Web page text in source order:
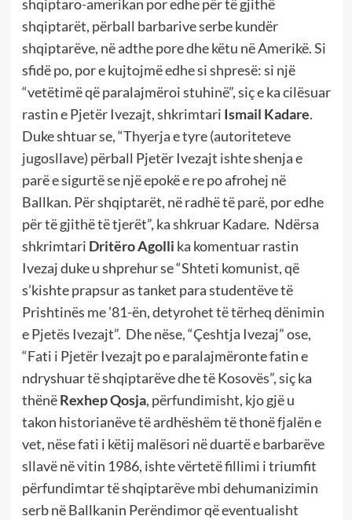
shqiptaro-amerikan por edhe për të gjithë
shqiptarët, përball barbarive serbe kundër
shqiptarëve, në adthe pore dhe këtu në Amerikë. Si
sfidë po, por e kujtojmë edhe si shpresë: si një
“vetëtimë që paralajmëroi stuhinë”, siç e ka cilësuar
rastin e Pjetër Ivezajt, shkrimtari Ismail Kadare.
Duke shtuar se, “Thyerja e tyre (autoriteteve
jugosllave) përball Pjetër Ivezajt ishte shenja e
parë e sigurtë se një epokë e re po afrohej në
Ballkan. Për shqiptarët, në radhë të parë, por edhe
për të gjithë të tjerët”, ka shkruar Kadare. Ndërsa
shkrimtari Dritëro Agolli ka komentuar rastin
Ivezaj duke u shprehur se “Shteti komunist, që
s’kishte prapsur as tanket para studentëve të
Prishtinës me ’81-ën, detyrohet të tërheq dënimin
e Pjetës Ivezajt”. Dhe nëse, “Çeshtja Ivezaj” ose,
“Fati i Pjetër Ivezajt po e paralajmëronte fatin e
ndryshuar të shqiptarëve dhe të Kosovës”, siç ka
thënëRexhep Qosja, përfundimisht, kjo gjë u
takon historianëve të ardhëshëm të thonë fjalën e
vet, nëse fati i këtij malësori në duartë e barbarëve
sllavë në vitin 1986, ishte vërtetë fillimi i triumfit
përfundimtar të shqiptarëve mbi dehumanizimin
serb në Ballkanin Perëndimor që eventualisht